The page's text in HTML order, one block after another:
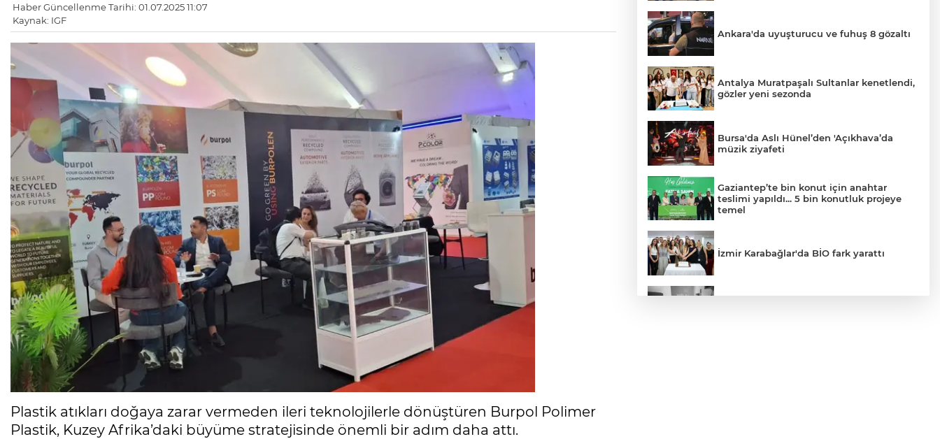
Haber Güncellenme Tarihi: 01.07.2025 11:07
Kaynak: IGF
Plastik atıkları doğaya zarar vermeden ileri teknolojilerle dönüştüren Burpol Polimer
Plastik, Kuzey Afrika’daki büyüme stratejisinde önemli bir adım daha attı.
Ankara'da uyuşturucu ve fuhuş 8 gözaltı
Antalya Muratpaşalı Sultanlar kenetlendi,
gözler yeni sezonda
Bursa'da Aslı Hünel’den 'Açıkhava’da
müzik ziyafeti
Gaziantep’te bin konut için anahtar
teslimi yapıldı... 5 bin konutluk projeye
temel
İzmir Karabağlar'da BİO fark yarattı